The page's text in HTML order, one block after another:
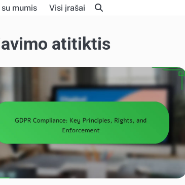
mumis Visi įrašai
atitiktis